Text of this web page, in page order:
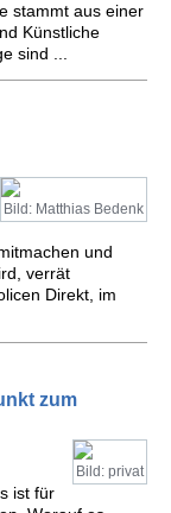
stammt aus einer
Künstliche
sind ...
Bild: Matthias Bedenk
und
verrät
Direkt, im
zum
Bild: privat
ist für